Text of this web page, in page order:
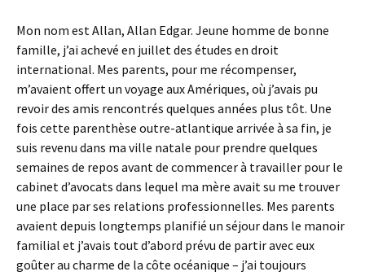
Mon nom est Allan, Allan Edgar. Jeune homme de bonne
famille, j’ai achevé en juillet des études en droit
international. Mes parents, pour me récompenser,
m’avaient offert un voyage aux Amériques, où j’avais pu
revoir des amis rencontrés quelques années plus tôt. Une
fois cette parenthèse outre-atlantique arrivée à sa fin, je
suis revenu dans ma ville natale pour prendre quelques
semaines de repos avant de commencer à travailler pour le
cabinet d’avocats dans lequel ma mère avait su me trouver
une place par ses relations professionnelles. Mes parents
avaient depuis longtemps planifié un séjour dans le manoir
familial et j’avais tout d’abord prévu de partir avec eux
goûter au charme de la côte océanique – j’ai toujours